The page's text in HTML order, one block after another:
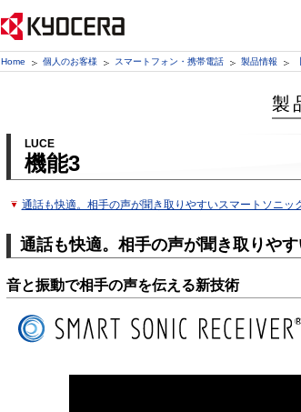
Home 個人のお客様 スマートフォン・携帯電話 製品情報
製
LUCE
機能3
通話も快適。相手の声が聞き取りやすいスマートソニッ
通話も快適。相手の声が聞き取りや
音と振動で相手の声を伝える新技術